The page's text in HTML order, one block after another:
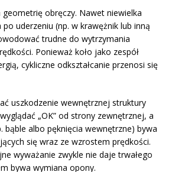
geometrię obręczy. Nawet niewielka
uderzeniu (np. w krawężnik lub inną
trudne do wytrzymania
Ponieważ koło jako zespół
cykliczne odkształcanie przenosi się
uszkodzenie wewnętrznej struktury
„OK” od strony zewnętrznej, a
albo pęknięcia wewnętrzne) bywa
się wraz ze wzrostem prędkości.
wyważanie zwykle nie daje trwałego
bywa wymiana opony.